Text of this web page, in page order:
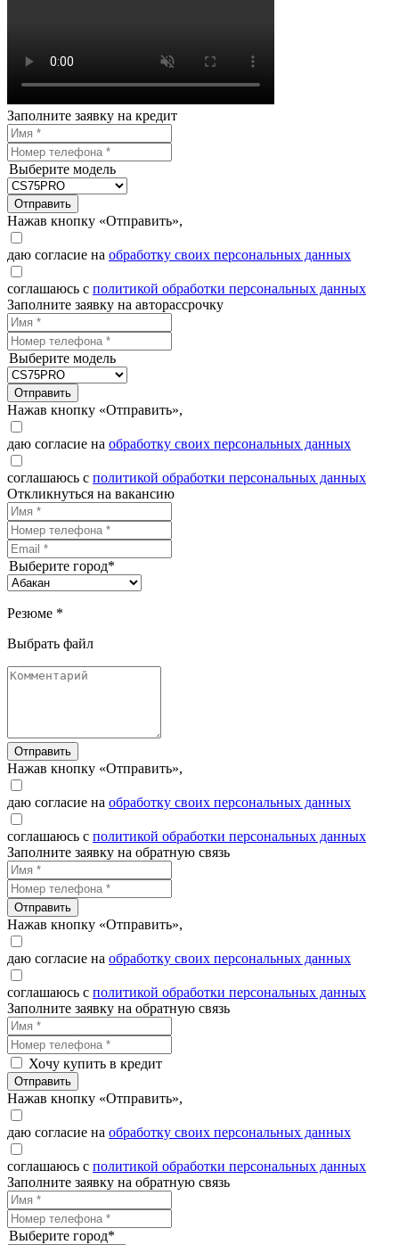
Заполните заявку на кредит
Выберите модель
Отправить
Нажав кнопку «Отправить»,
даю согласие на обработку своих персональных данных
соглашаюсь с политикой обработки персональных данных
Заполните заявку на авторассрочку
Выберите модель
Отправить
Нажав кнопку «Отправить»,
даю согласие на обработку своих персональных данных
соглашаюсь с политикой обработки персональных данных
Откликнуться на вакансию
Выберите город*
Резюме *
Выбрать файл
Отправить
Нажав кнопку «Отправить»,
даю согласие на обработку своих персональных данных
соглашаюсь с политикой обработки персональных данных
Заполните заявку на обратную связь
Отправить
Нажав кнопку «Отправить»,
даю согласие на обработку своих персональных данных
соглашаюсь с политикой обработки персональных данных
Заполните заявку на обратную связь
Хочу купить в кредит
Отправить
Нажав кнопку «Отправить»,
даю согласие на обработку своих персональных данных
соглашаюсь с политикой обработки персональных данных
Заполните заявку на обратную связь
Выберите город*